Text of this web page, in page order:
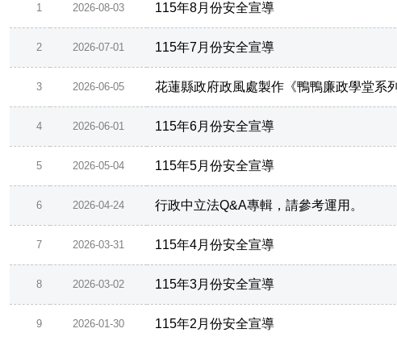
1 2026-08-03 115年8月份安全宣導
2 2026-07-01 115年7月份安全宣導
3 2026-06-05 花蓮縣政府政風處製作《鴨鴨廉政學堂系
4 2026-06-01 115年6月份安全宣導
5 2026-05-04 115年5月份安全宣導
6 2026-04-24 行政中立法Q&A專輯，請參考運用。
7 2026-03-31 115年4月份安全宣導
8 2026-03-02 115年3月份安全宣導
9 2026-01-30 115年2月份安全宣導